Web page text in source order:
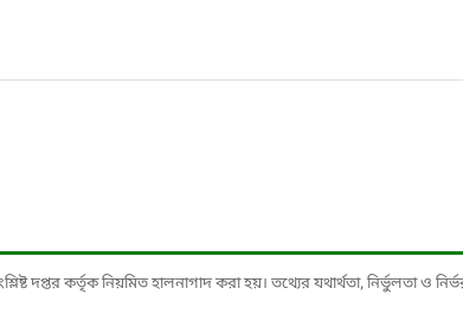
দপ্তর কর্তৃক নিয়মিত হালনাগাদ করা হয়। তথ্যের যথার্থতা, নির্ভুলতা ও